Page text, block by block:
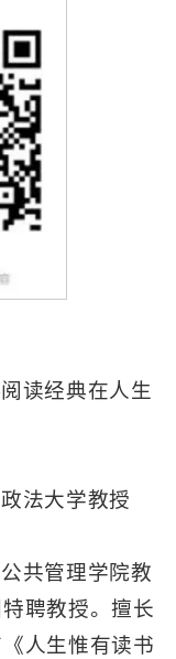
读经典在人生
法大学教授
共管理学院教
聘教授。擅长
人生惟有读书